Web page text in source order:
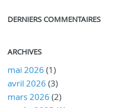
DERNIERS COMMENTAIRES
ARCHIVES
mai 2026 (1)
avril 2026 (3)
mars 2026 (2)